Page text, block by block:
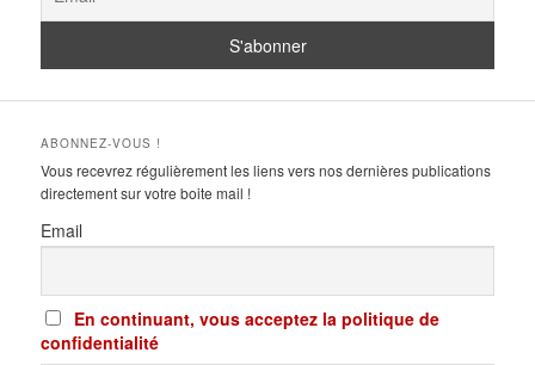
ABONNEZ-VOUS !
Vous recevrez régulièrement les liens vers nos dernières publications
directement sur votre boite mail !
Email
En continuant, vous acceptez la politique de
confidentialité